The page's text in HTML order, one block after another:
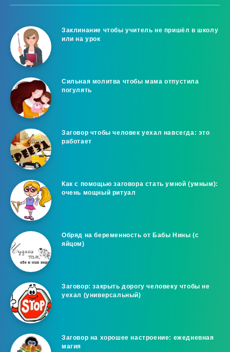
Заклинание чтобы учитель не пришёл в школу
или на урок
Сильная молитва чтобы мама отпустила
погулять
Заговор чтобы человек уехал навсегда: это
работает
Как с помощью заговора стать умной (умным):
очень мощный ритуал
Обряд на беременность от Бабы Нины (с
яйцом)
Заговор: закрыть дорогу человеку чтобы не
уехал (универсальный)
Заговор на хорошее настроение: ежедневная
магия